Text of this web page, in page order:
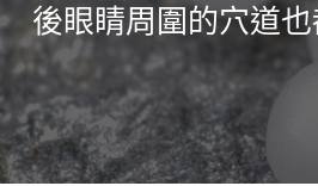
後眼睛周圍的穴道